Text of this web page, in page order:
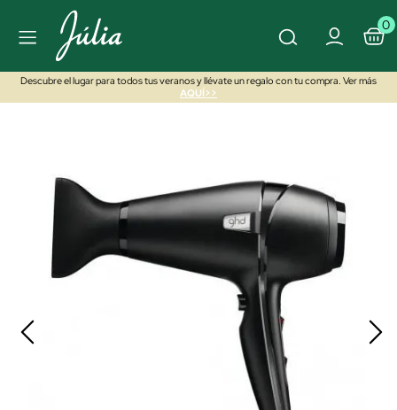
0
Descubre el lugar para todos tus veranos y llévate un regalo con tu compra. Ver más
AQUÍ>>